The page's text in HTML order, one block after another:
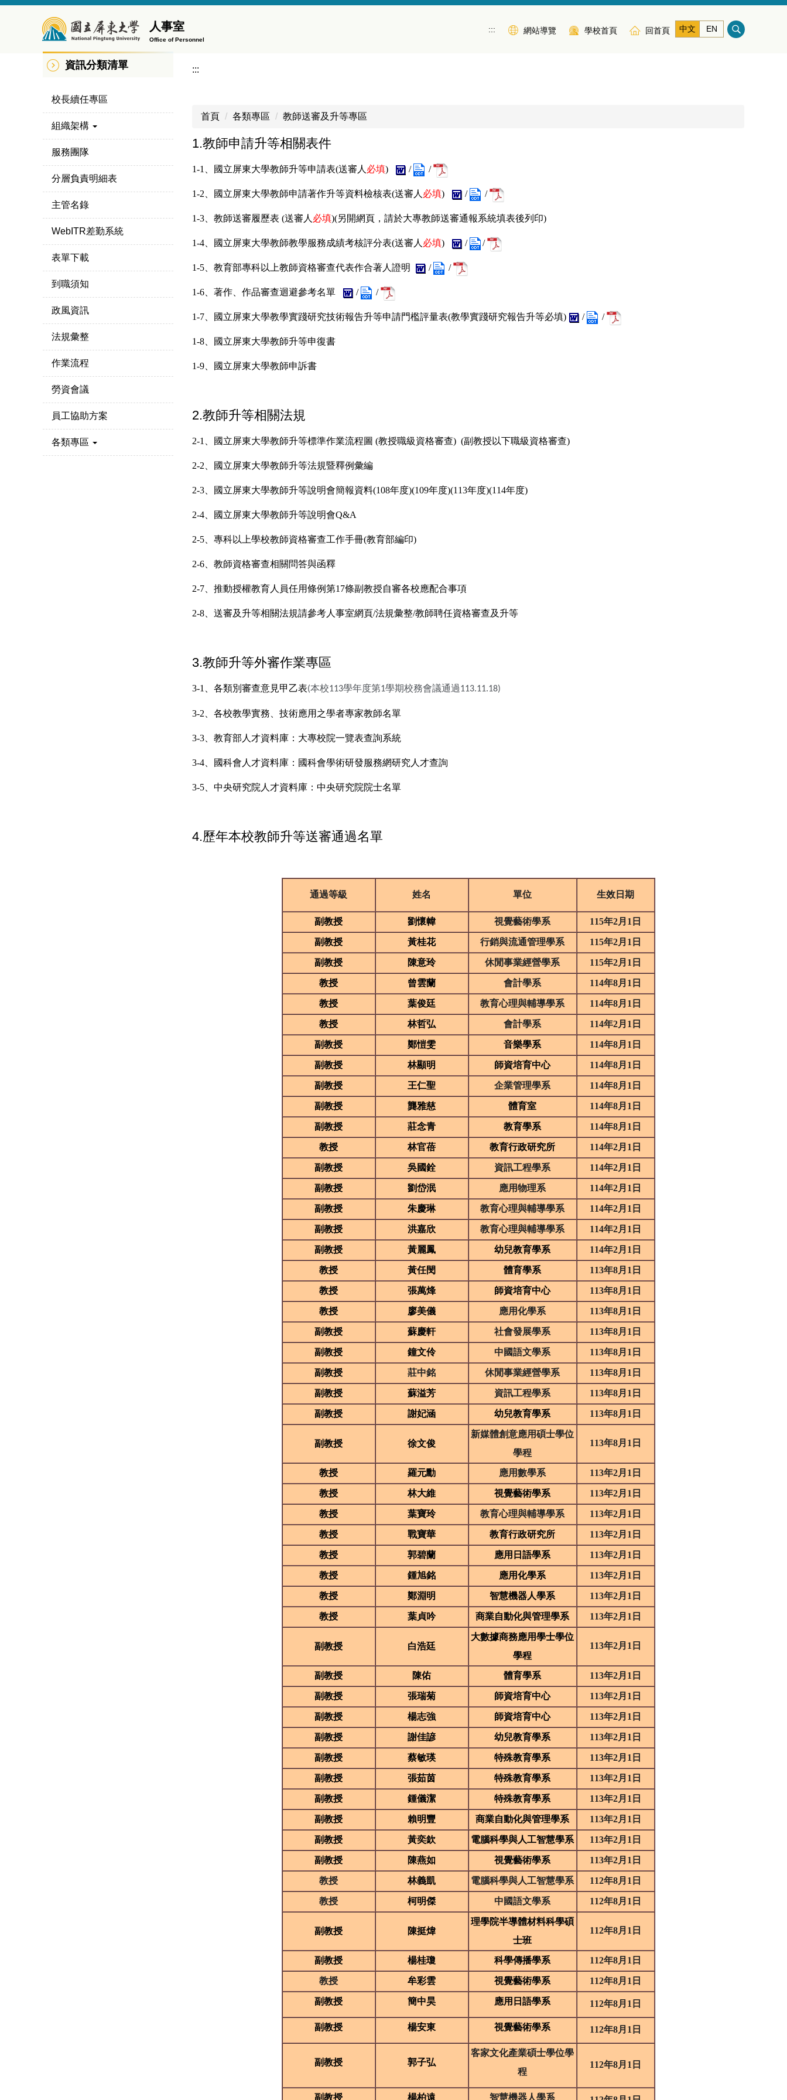
人事室
Office of Personnel
::: 網站導覽 學校首頁 回首頁 中文 EN
資訊分類清單
校長續任專區
組織架構
服務團隊
分層負責明細表
主管名錄
WebITR差勤系統
表單下載
到職須知
政風資訊
法規彙整
作業流程
勞資會議
員工協助方案
各類專區
:::
首頁 各類專區 教師送審及升等專區
1.教師申請升等相關表件
1-1、國立屏東大學教師升等申請表(送審人 必填) / /
1-2、 國立屏東大學教師申請著作升等資料檢核表(送審人 必填) / /
1-3、 教師送審履歷表 (送審人 必填)(另開網頁，請於大專教師送審通報系統填表後列印)
1-4、 國立屏東大學教師教學服務成績考核評分表(送審人 必填) / /
1-5、教育部專科以上教師資格審查代表作合著人證明 / /
1-6 著作、作品審查迴避參考名單 / /
1-7、 國立屏東大學教學實踐研究技術報告升等申請門檻評量表(教學實踐研究報告升等必填) / /
1-8、 國立屏東大學教師升等申復書
1-9、 國立屏東大學教師申訴書
2.教師升等相關法規
2-1、國立屏東大學教師升等標準作業流程圖 (教授職級資格審查) (副教授以下職級資格審查)
2-2、國立屏東大學教師升等法規暨釋例彙編
2-3、國立屏東大學教師升等說明會簡報資料(108年度)(109年度)(113年度)(114年度)
2-4、國立屏東大學教師升等說明會Q&A
2-5、 專科以上學校教師資格審查工作手冊(教育部編印)
2-6、 教師資格審查相關問答與函釋
2-7、推動授權教育人員任用條例第17條副教授自審各校應配合事項
2-8、 送審及升等相關法規請參考人事室網頁/法規彙整/教師聘任資格審查及升等
3.教師升等外審作業專區
3-1、 各類別審查意見甲乙表(本校113學年度第1學期校務會議通過113.11.18)
3-2、 各校教學實務、技術應用之學者專家教師名單
3-3、教育部人才資料庫： 大專校院一覽表查詢系統
3-4、國科會人才資料庫： 國科會學術研發服務網研究人才查詢
3-5、中央研究院人才資料庫： 中央研究院院士名單
4.歷年本校教師升等送審通過名單
通過等級 姓名 單位 生效日期
副教授 劉懷幃 視覺藝術學系 115年2月 1 日
副教授 黃桂花 行銷與流通管理學系 115年2月 1 日
副教授 陳意玲 休閒事業經營學系 115年2月 1 日
教授 曾雲蘭 會計學系 114年8月 1 日
教授 葉俊廷 教育心理與輔導學系 114年8月 1 日
教授 林哲弘 會計學系 114年2月 1 日
副教授 鄭愷雯 音樂學系 114年8月 1 日
副教授 林顯明 師資培育中心 114年8月 1 日
副教授 王仁聖 企業管理學系 114年8月 1 日
副教授 龔雅慈 體育室 114年8月 1 日
副教授 莊念青 教育學系 114年8月 1 日
教授 林官蓓 教育行政研究所 114年2月 1 日
副教授 吳國銓 資訊工程學系 114年2月 1 日
副教授 劉岱泯 應用物理系 114年2月 1 日
副教授 朱慶琳 教育心理與輔導學系 114年2月 1 日
副教授 洪嘉欣 教育心理與輔導學系 114年2月 1 日
副教授 黃麗鳳 幼兒教育學系 114年2月 1 日
教授 黃任閔 體育學系 113年8月 1 日
教授 張萬烽 師資培育中心 113年8月 1 日
教授 廖美儀 應用化學系 113年8月 1 日
副教授 蘇慶軒 社會發展學系 113年8月 1 日
副教授 鐘文伶 中國語文學系 113年8月 1 日
副教授 莊中銘 休閒事業經營學系 113年8月 1 日
副教授 蘇溢芳 資訊工程學系 113年8月 1 日
副教授 謝妃涵 幼兒教育學系 113年8月 1 日
副教授 徐文俊
新媒體創意應用碩士學位
學程
113年8月 1 日
教授 羅元勳 應用數學系 113年2月 1 日
教授 林大維 視覺藝術學系 113年2月 1 日
教授 葉寶玲 教育心理與輔導學系 113年2月 1 日
教授 戰寶華 教育行政研究所 113年2月 1 日
教授 郭碧蘭 應用日語學系 113年2月 1 日
教授 鍾旭銘 應用化學系 113年2月 1 日
教授 鄭淵明 智慧機器人學系 113年2月 1 日
教授 葉貞吟 商業自動化與管理學系 113年2月 1 日
副教授 白浩廷
大數據商務應用學士學位
學程
113年2月 1 日
副教授 陳佑 體育學系 113年2月 1 日
副教授 張瑞菊 師資培育中心 113年2月 1 日
副教授 楊志強 師資培育中心 113年2月 1 日
副教授 謝佳諺 幼兒教育學系 113年2月 1 日
副教授 蔡敏瑛 特殊教育學系 113年2月 1 日
副教授 張茹茵 特殊教育學系 113年2月 1 日
副教授 鍾儀潔 特殊教育學系 113年2月 1 日
副教授 賴明豐 商業自動化與管理學系 113年2月 1 日
副教授 黃奕欽 電腦科學與人工智慧學系 113年2月 1 日
副教授 陳燕如 視覺藝術學系 113年2月 1 日
教授 林義凱 電腦科學與人工智慧學系 112年8月 1 日
教授 柯明傑 中國語文學系 112年8月 1 日
副教授 陳挺煒
理學院半導體材料科學碩
士班
112年8月 1 日
副教授 楊桂瓊 科學傳播學系 112年8月 1 日
教授 牟彩雲 視覺藝術學系 112年8月 1 日
副教授 簡中昊 應用日語學系 112年8月 1 日
副教授 楊安東 視覺藝術學系 112年8月 1 日
副教授 郭子弘
客家文化產業碩士學位學
程
112年8月 1 日
副教授 楊柏遠 智慧機器人學系